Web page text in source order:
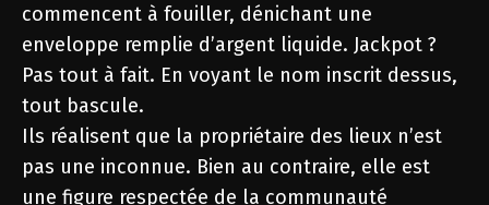
commencent à fouiller, dénichant une
enveloppe remplie d’argent liquide. Jackpot ?
Pas tout à fait. En voyant le nom inscrit dessus,
tout bascule.
Ils réalisent que la propriétaire des lieux n’est
pas une inconnue. Bien au contraire, elle est
une figure respectée de la communauté